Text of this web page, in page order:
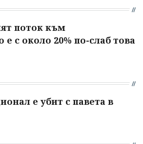
поток към
с около 20% по-слаб това
е убит с павета в